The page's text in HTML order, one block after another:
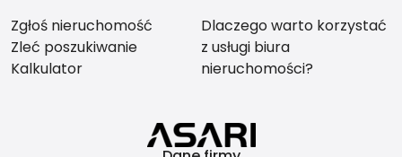
Zgłoś nieruchomość
Zleć poszukiwanie
Kalkulator
Dlaczego warto korzystać
z usługi biura
nieruchomości?